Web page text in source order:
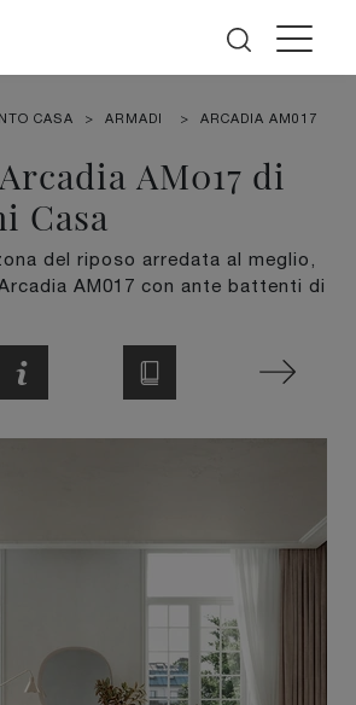
CASA > ARMADI > ARCADIA AM017
AM017 di
Casa
del riposo arredata al meglio,
AM017 con ante battenti di